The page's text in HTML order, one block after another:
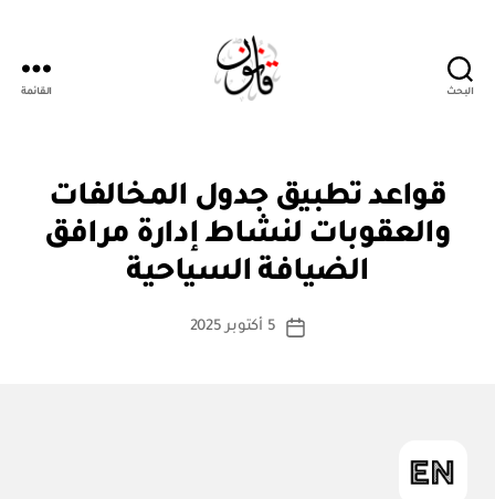
البحث القائمة
التصنيفات
قواعد تطبيق جدول المخالفات
والعقوبات لنشاط إدارة مرافق
الضيافة السياحية
كاتب
ا
س
ة
تاريخ
5 أكتوبر 2025